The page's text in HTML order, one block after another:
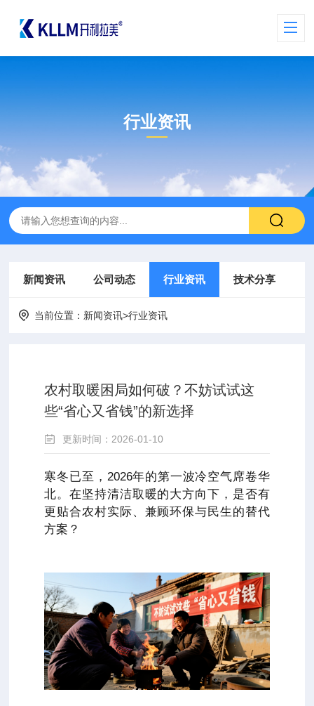
行业资讯
新闻资讯 公司动态 行业资讯 技术分享
当前位置： 新闻资讯>行业资讯
农村取暖困局如何破？不妨试试这
些“省心又省钱”的新选择
更新时间：2026-01-10
寒冬已至，2026年的第一波冷空气席卷华
北。在坚持清洁取暖的大方向下，是否有
更贴合农村实际、兼顾环保与民生的替代
方案？